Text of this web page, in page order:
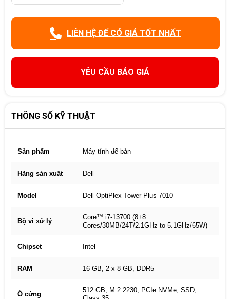
LIÊN HỆ ĐỂ CÓ GIÁ TỐT NHẤT
YÊU CẦU BÁO GIÁ
THÔNG SỐ KỸ THUẬT
Sản phẩm Máy tính để bàn
Hãng sản xuất Dell
Model Dell OptiPlex Tower Plus 7010
Bộ vi xử lý
Core™ i7-13700 (8+8
Cores/30MB/24T/2.1GHz to 5.1GHz/65W)
Chipset Intel
RAM 16 GB, 2 x 8 GB, DDR5
Ổ cứng
512 GB, M.2 2230, PCIe NVMe, SSD,